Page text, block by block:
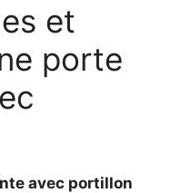
et
porte
avec portillon